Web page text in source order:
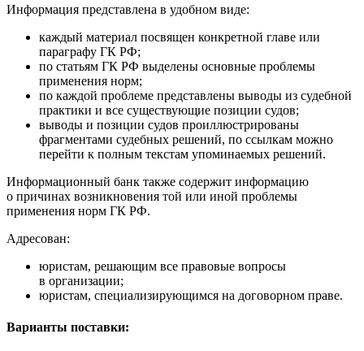
Информация представлена в удобном виде:
каждый материал посвящен конкретной главе или
параграфу ГК РФ;
по статьям ГК РФ выделены основные проблемы
применения норм;
по каждой проблеме представлены выводы из судебной
практики и все существующие позиции судов;
выводы и позиции судов проиллюстрированы
фрагментами судебных решений, по ссылкам можно
перейти к полным текстам упоминаемых решений.
Информационный банк также содержит информацию
о причинах возникновения той или иной проблемы
применения норм ГК РФ.
Адресован:
юристам, решающим все правовые вопросы
в организации;
юристам, специализирующимся на договорном праве.
Варианты поставки: